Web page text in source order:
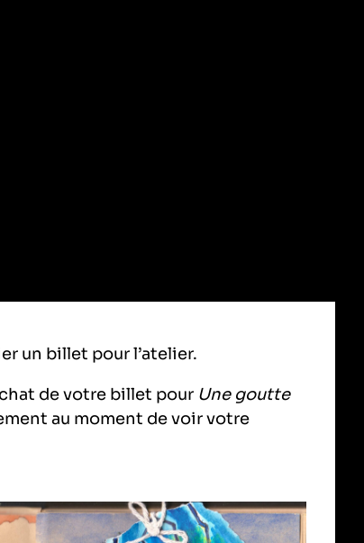
un billet pour l’atelier.
de votre billet pour Une goutte
au moment de voir votre